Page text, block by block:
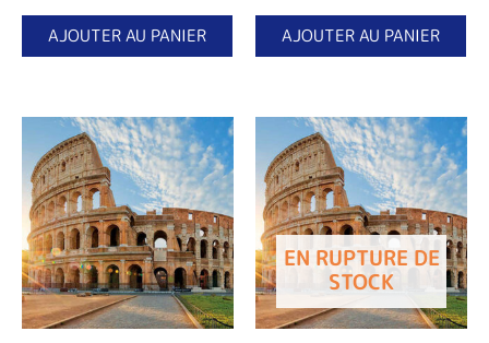
AJOUTER AU PANIER AJOUTER AU PANIER
EN RUPTURE DE
STOCK